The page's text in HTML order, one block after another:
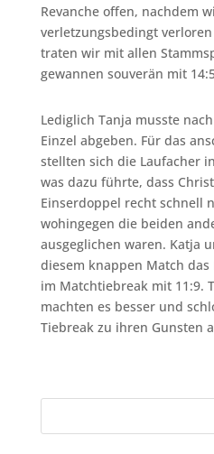
Revanche offen, nachdem
verletzungsbedingt
traten wir mit allen
gewannen souverän mit
Lediglich Tanja musste
Einzel abgeben. Für das
stellten sich die Laufacher
was dazu führte, dass
Einserdoppel recht schnell
wohingegen die beiden
ausgeglichen waren. Katja
diesem knappen Match
im Matchtiebreak mit 11:9.
machten es besser und
Tiebreak zu ihren Gunsten